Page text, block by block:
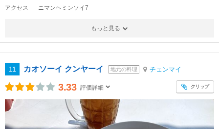
アクセス ニマンヘミンソイ7
もっと見る
11 カオソーイ クンヤーイ 地元の料理 チェンマイ
3.33 評価詳細 クリップ